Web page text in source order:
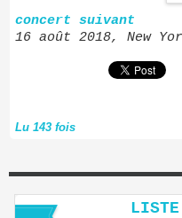
concert suivant
16 août 2018, New
Lu 143 fois